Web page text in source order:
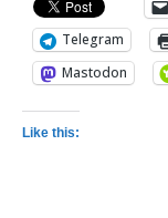
Telegram
Mastodon
Like this: